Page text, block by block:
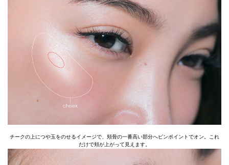
チークの上につや玉をのせるイメージで、頬骨の一番高い部分へピンポイントでオン。これ
だけで頬が上がって見えます。